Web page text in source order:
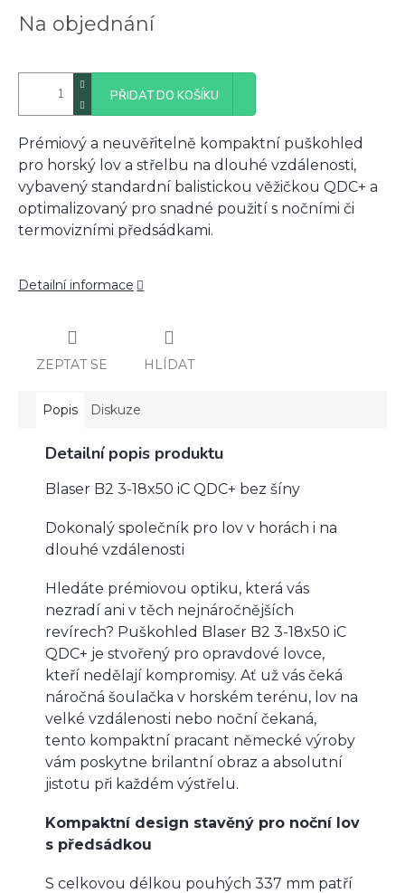
cena:
Na objednání
PŘIDAT DO KOŠÍKU
Prémiový a neuvěřitelně kompaktní puškohled
pro horský lov a střelbu na dlouhé vzdálenosti,
vybavený standardní balistickou věžičkou QDC+ a
optimalizovaný pro snadné použití s nočními či
termovizními předsádkami.
Detailní informace
ZEPTAT SE HLÍDAT
Popis Diskuze
Detailní popis produktu
Blaser B2 3-18x50 iC QDC+ bez šíny
Dokonalý společník pro lov v horách i na
dlouhé vzdálenosti
Hledáte prémiovou optiku, která vás
nezradí ani v těch nejnáročnějších
revírech? Puškohled Blaser B2 3-18x50 iC
QDC+ je stvořený pro opravdové lovce,
kteří nedělají kompromisy. Ať už vás čeká
náročná šoulačka v horském terénu, lov na
velké vzdálenosti nebo noční čekaná,
tento kompaktní pracant německé výroby
vám poskytne brilantní obraz a absolutní
jistotu při každém výstřelu.
Kompaktní design stavěný pro noční lov
s předsádkou
S celkovou délkou pouhých 337 mm patří